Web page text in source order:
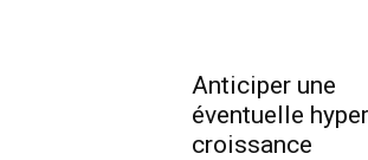
Anticiper une
éventuelle
croissance